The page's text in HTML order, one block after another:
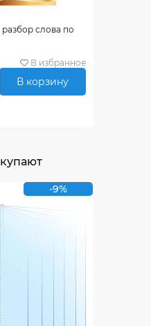
слова по
В избранное
В корзину
-9%